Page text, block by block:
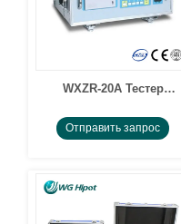
WXZR-20A Тестер
омметра обмотки
Отправить запрос